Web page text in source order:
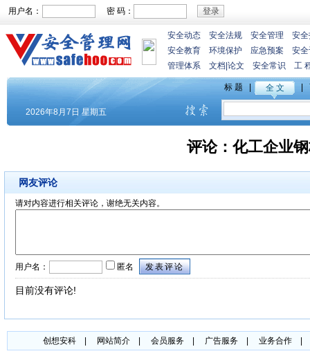
用户名： 密 码：
安全动态 安全法规 安全管理
安
安全教育
环境保护 应急预案
安
管理体系
文档 论文 安全常识 工
评论： 化工企业
网友评论
请对内容进行相关评论，谢绝无关内容。
用户名： 匿名
目前没有评论!
创想安科| 网站简介| 会员服务| 广告服务| 业务合作|